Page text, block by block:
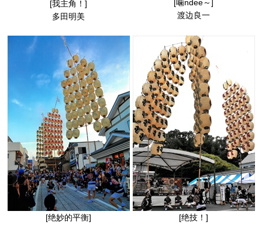
[我主角！]
多田明美
[噛ndee～]
渡边良一
[绝妙的平衡]
[绝技！]